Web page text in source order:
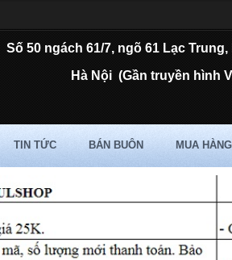
Số 50 ngách 61/7, ngõ 61 Lạc
Hà Nội (Gần truyền hình
TIN TỨC BÁN BUÔN MUA